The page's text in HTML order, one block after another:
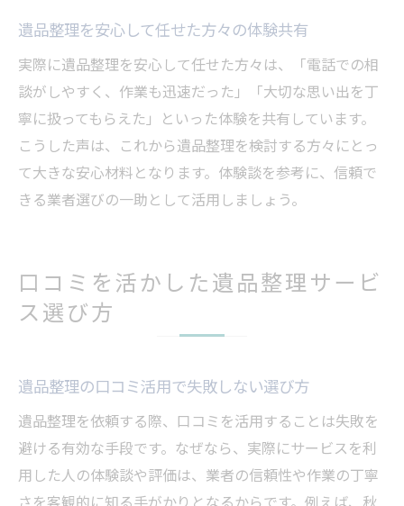
口コミで分かる遺品整理業者の実力とは
遺品整理を安心して依頼するための比較術
遺品整理を依頼する前に知りたい実際の声
遺品整理依頼前に参考になる口コミの内容
依頼経験者の遺品整理に関する実際の声紹
介
遺品整理を頼む前の不安解消口コミまとめ
遺品整理依頼時に気をつけたいポイント
体験者の声から学ぶ遺品整理のコツ
安心感を重視した遺品整理の選び方解説
口コミから読み解く安心の遺品整理サービ
ス
遺品整理で安心感を得るための選定ポイン
ト
遺品整理を安心して任せた方々の体験共有
実際に遺品整理を安心して任せた方々は、「電話での相
談がしやすく、作業も迅速だった」「大切な思い出を丁
寧に扱ってもらえた」といった体験を共有しています。
こうした声は、これから遺品整理を検討する方々にとっ
て大きな安心材料となります。体験談を参考に、信頼で
きる業者選びの一助として活用しましょう。
口コミを活かした遺品整理サービ
ス選び方
遺品整理の口コミ活用で失敗しない選び方
遺品整理を依頼する際、口コミを活用することは失敗を
避ける有効な手段です。なぜなら、実際にサービスを利
用した人の体験談や評価は、業者の信頼性や作業の丁寧
さを客観的に知る手がかりとなるからです。例えば、秋